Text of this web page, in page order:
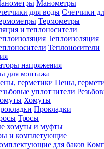
Манометры
Счетчики
Термометры
и теплоносители
Теплоизоляция
Теплоносители
напряжения
для монтажа
Пены,
Хомуты
Прокладки
Тросы
хомуты и муфты
и комплетующие